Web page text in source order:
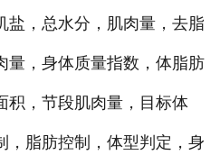
盐，总水分，肌肉量，去脂
量，身体质量指数，体脂肪
积，节段肌肉量，目标体
，脂肪控制，体型判定，身